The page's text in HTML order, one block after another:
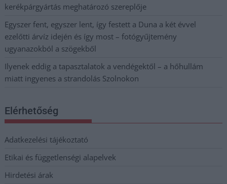
kerékpárgyártás meghatározó szereplője
Egyszer fent, egyszer lent, így festett a Duna a két évvel
ezelőtti árvíz idején és így most – fotógyűjtemény
ugyanazokból a szögekből
Ilyenek eddig a tapasztalatok a vendégektől – a hőhullám
miatt ingyenes a strandolás Szolnokon
Elérhetőség
Adatkezelési tájékoztató
Etikai és függetlenségi alapelvek
Hirdetési árak